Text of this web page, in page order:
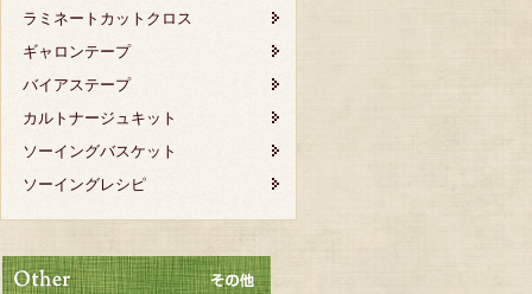
ラミネートカットクロス
ギャロンテープ
バイアステープ
カルトナージュキット
ソーイングバスケット
ソーイングレシピ